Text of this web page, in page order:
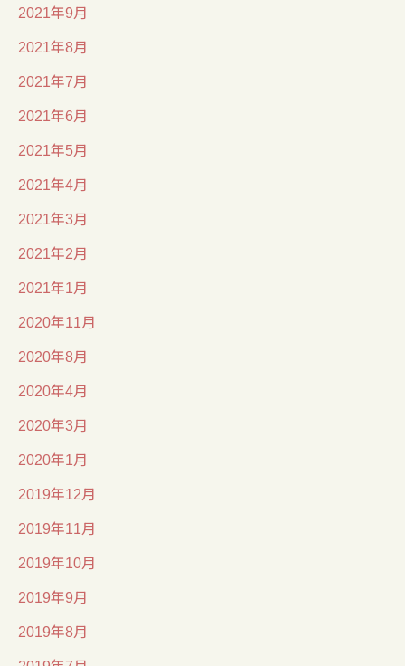
2021年9月
2021年8月
2021年7月
2021年6月
2021年5月
2021年4月
2021年3月
2021年2月
2021年1月
2020年11月
2020年8月
2020年4月
2020年3月
2020年1月
2019年12月
2019年11月
2019年10月
2019年9月
2019年8月